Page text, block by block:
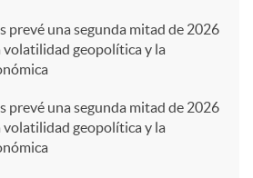
prevé una segunda mitad de 2026
volatilidad geopolítica y la
prevé una segunda mitad de 2026
volatilidad geopolítica y la